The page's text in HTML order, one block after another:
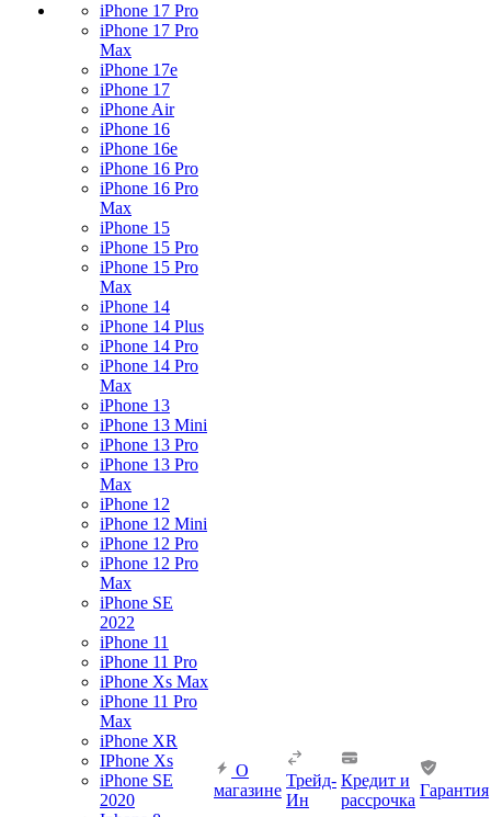
iPhone 17 Pro
iPhone 17 Pro
Max
iPhone 17e
iPhone 17
iPhone Air
iPhone 16
iPhone 16e
iPhone 16 Pro
iPhone 16 Pro
Max
iPhone 15
iPhone 15 Pro
iPhone 15 Pro
Max
iPhone 14
iPhone 14 Plus
iPhone 14 Pro
iPhone 14 Pro
Max
iPhone 13
iPhone 13 Mini
iPhone 13 Pro
iPhone 13 Pro
Max
iPhone 12
iPhone 12 Mini
iPhone 12 Pro
iPhone 12 Pro
Max
iPhone SE
2022
iPhone 11
iPhone 11 Pro
iPhone Xs Max
iPhone 11 Pro
Max
iPhone XR
IPhone Xs
iPhone SE
2020
О
магазине
Трейд-
Ин
Кредит и
рассрочка
Гарантия